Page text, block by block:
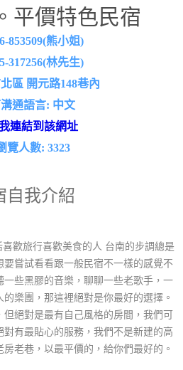
平價特色民宿
853509(熊小姐)
317256(林先生)
區 開元路148巷內
通語言: 中文
連結到該網址
覽人數: 3323
自我介紹
歡旅行喜歡美食的人 台南的步調總是
嘗試看看跟一般民宿不一樣的感覺不
些黑膠的音樂，聊聊一些老歌手，一
樂團，那這裡絕對是你最好的選擇。
絕對是最有自己風格的房間，我們可
有最貼心的服務，我們不是新建的高
老巷，以最平價的，給你們最好的。